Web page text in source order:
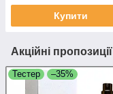
Купити
Акційні
Тестер –35%